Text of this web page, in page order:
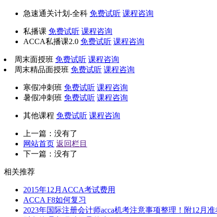
急速通关计划-全科 免费试听 课程咨询
私播课 免费试听 课程咨询
ACCA私播课2.0 免费试听 课程咨询
周末面授班 免费试听 课程咨询
周末精品面授班 免费试听 课程咨询
寒假冲刺班 免费试听 课程咨询
暑假冲刺班 免费试听 课程咨询
其他课程 免费试听 课程咨询
上一篇：没有了
网站首页 返回栏目
下一篇：没有了
相关推荐
2015年12月ACCA考试费用
ACCA F8如何复习
2023年国际注册会计师acca机考注意事项整理！附12月准